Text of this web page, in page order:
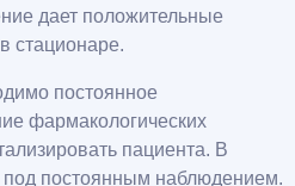
дает положительные
стационаре.
постоянное
фармакологических
пациента. В
под постоянным наблюдением.